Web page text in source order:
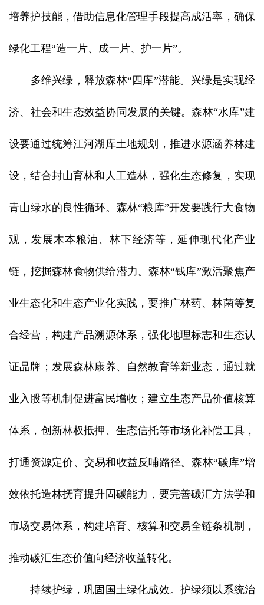
培养护技能，借助信息化管理手段提高成活率，确保
绿化工程“造一片、成一片、护一片”。
多维兴绿，释放森林“四库”潜能。兴绿是实现经
济、社会和生态效益协同发展的关键。森林“水库”建
设要通过统筹江河湖库土地规划，推进水源涵养林建
设，结合封山育林和人工造林，强化生态修复，实现
青山绿水的良性循环。森林“粮库”开发要践行大食物
观，发展木本粮油、林下经济等，延伸现代化产业
链，挖掘森林食物供给潜力。森林“钱库”激活聚焦产
业生态化和生态产业化实践，要推广林药、林菌等复
合经营，构建产品溯源体系，强化地理标志和生态认
证品牌；发展森林康养、自然教育等新业态，通过就
业入股等机制促进富民增收；建立生态产品价值核算
体系，创新林权抵押、生态信托等市场化补偿工具，
打通资源定价、交易和收益反哺路径。森林“碳库”增
效依托造林抚育提升固碳能力，要完善碳汇方法学和
市场交易体系，构建培育、核算和交易全链条机制，
推动碳汇生态价值向经济收益转化。
持续护绿，巩固国土绿化成效。护绿须以系统治